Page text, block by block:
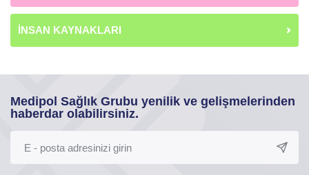
İNSAN KAYNAKLARI
Medipol Sağlık Grubu yenilik ve gelişmelerinden
haberdar olabilirsiniz.